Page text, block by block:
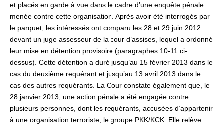
et placés en garde à vue dans le cadre d’une enquête pénale
menée contre cette organisation. Après avoir été interrogés par
le parquet, les intéressés ont comparu les 28 et 29 juin 2012
devant un juge assesseur de la cour d’assises, lequel a ordonné
leur mise en détention provisoire (paragraphes 10‑11 ci-
dessus). Cette détention a duré jusqu’au 15 février 2013 dans le
cas du deuxième requérant et jusqu’au 13 avril 2013 dans le
cas des autres requérants. La Cour constate également que, le
28 janvier 2013, une action pénale a été engagée contre
plusieurs personnes, dont les requérants, accusées d’appartenir
à une organisation terroriste, le groupe PKK/KCK. Elle relève